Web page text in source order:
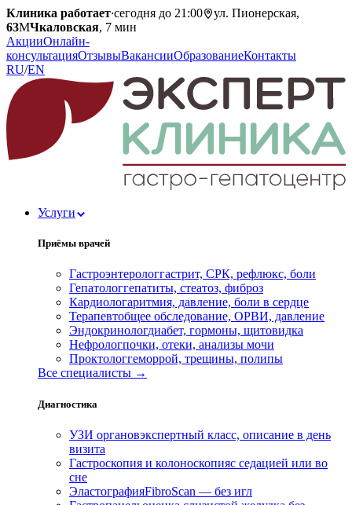
Клиника работает·сегодня до 21:00
ул. Пионерская,
63МЧкаловская, 7 мин
АкцииОнлайн-
консультацияОтзывыВакансииОбразованиеКонтакты
RU/EN
Услуги
Приёмы врачей
Гастроэнтерологгастрит, СРК, рефлюкс, боли
Гепатологгепатиты, стеатоз, фиброз
Кардиологаритмия, давление, боли в сердце
Терапевтобщее обследование, ОРВИ, давление
Эндокринологдиабет, гормоны, щитовидка
Нефрологпочки, отеки, анализы мочи
Проктологгеморрой, трещины, полипы
Все специалисты →
Диагностика
УЗИ органовэкспертный класс, описание в день
визита
Гастроскопия и колоноскопияс седацией или во
сне
ЭластографияFibroScan — без игл